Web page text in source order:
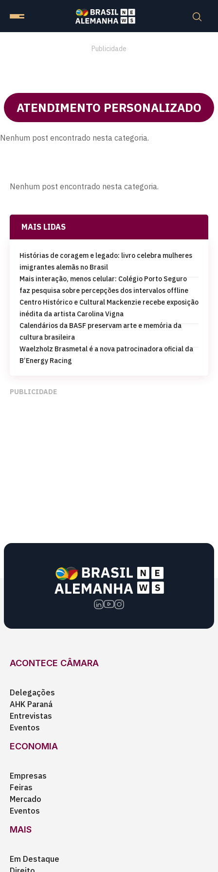
Publicidade
ATENDIMENTO PERSONALIZADO
Nenhum post encontrado nesta categoria.
Nenhum post encontrado nesta categoria.
MAIS LIDAS
Histórias de coragem e legado: livro celebra mulheres
imigrantes alemãs no Brasil
Mais interação, menos celular: Colégio Porto Seguro
faz pesquisa sobre percepções dos intervalos offline
Centro Histórico e Cultural Mackenzie recebe exposição
inédita da artista Carolina Vigna
Calendários da BASF preservam arte e memória da
cultura brasileira
Waelzholz Brasmetal é a nova patrocinadora oficial da
B’Energy Racing
PUBLICIDADE
ACONTECE CÂMARA
Delegações
AHK Paraná
Entrevistas
Eventos
ECONOMIA
Empresas
Feiras
Mercado
Eventos
MAIS
Em Destaque